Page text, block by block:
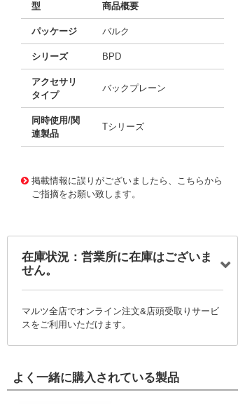
型 商品概要
パッケージ バルク
シリーズ BPD
アクセサリ
タイプ
バックプレーン
同時使用/関
連製品
Tシリーズ
掲載情報に誤りがございましたら、こちらから
ご指摘をお願い致します。
在庫状況：営業所に在庫はございま
せん。
マルツ全店でオンライン注文&店頭受取りサービ
スをご利用いただけます。
よく一緒に購入されている製品